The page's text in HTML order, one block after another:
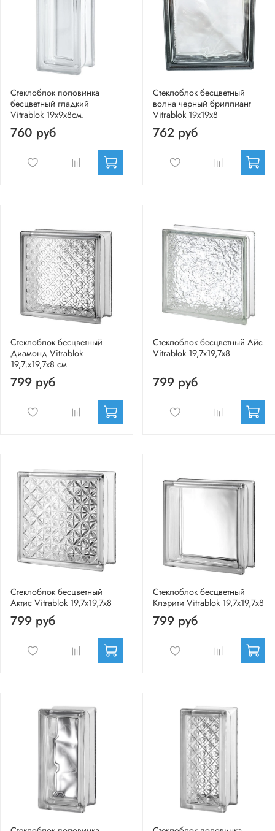
Стеклоблок половинка
бесцветный гладкий
Vitrablok 19х9х8см.
760 руб
Стеклоблок бесцветный
волна черный бриллиант
Vitrablok 19х19х8
762 руб
Стеклоблок бесцветный
Диамонд Vitrablok
19,7.x19,7x8 см
799 руб
Стеклоблок бесцветный Айс
Vitrablok 19,7x19,7x8
799 руб
Стеклоблок бесцветный
Актис Vitrablok 19,7x19,7x8
799 руб
Стеклоблок бесцветный
Клэрити Vitrablok 19,7x19,7x8
799 руб